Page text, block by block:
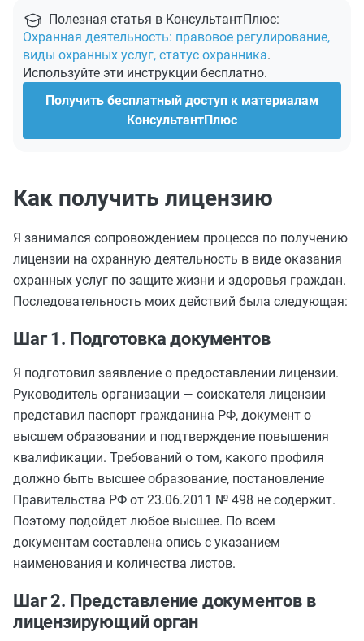
Полезная статья в КонсультантПлюс:
Охранная деятельность: правовое регулирование,
виды охранных услуг, статус охранника.
Используйте эти инструкции бесплатно.
Получить бесплатный доступ к материалам
КонсультантПлюс
Как получить лицензию
Я занимался сопровождением процесса по получению
лицензии на охранную деятельность в виде оказания
охранных услуг по защите жизни и здоровья граждан.
Последовательность моих действий была следующая:
Шаг 1. Подготовка документов
Я подготовил заявление о предоставлении лицензии.
Руководитель организации — соискателя лицензии
представил паспорт гражданина РФ, документ о
высшем образовании и подтверждение повышения
квалификации. Требований о том, какого профиля
должно быть высшее образование, постановление
Правительства РФ от 23.06.2011 № 498 не содержит.
Поэтому подойдет любое высшее. По всем
документам составлена опись с указанием
наименования и количества листов.
Шаг 2. Представление документов в
лицензирующий орган